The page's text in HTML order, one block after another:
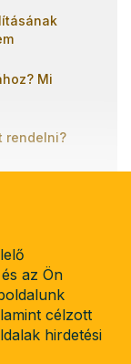
az Ön
célzott
hirdetési
Mi
rendelni?